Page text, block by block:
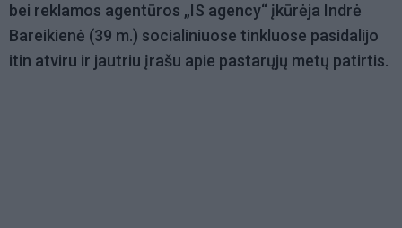
bei reklamos agentūros „IS agency“ įkūrėja Indrė
Bareikienė (39 m.) socialiniuose tinkluose pasidalijo
itin atviru ir jautriu įrašu apie pastarųjų metų patirtis.